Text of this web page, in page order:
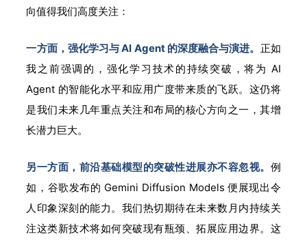
向值得我们高度关注：
一方面，强化学习与 AI Agent 的深度融合与演进。 正如
我之前强调的，强化学习技术的持续突破，将为 AI
Agent 的智能化水平和应用广度带来质的飞跃。这仍将
是我们未来几年重点关注和布局的核心方向之一，其增
长潜力巨大。
另一方面，前沿基础模型的突破性进展亦不容忽视。 例
如，谷歌发布的 Gemini Diffusion Models 便展现出令
人印象深刻的能力。我们热切期待在未来数月内持续关
注这类新技术将如何突破现有瓶颈、拓展应用边界。这